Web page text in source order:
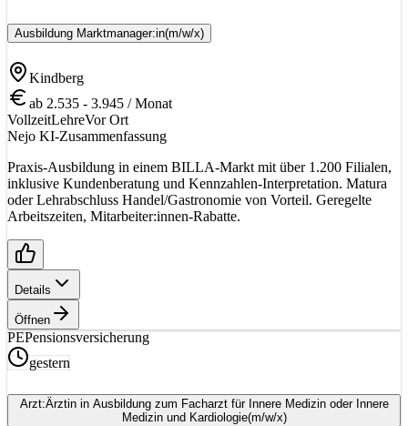
Ausbildung Marktmanager:in(m/w/x)
Kindberg
ab 2.535 - 3.945 / Monat
VollzeitLehreVor Ort
Nejo KI-Zusammenfassung
Praxis-Ausbildung in einem BILLA-Markt mit über 1.200 Filialen,
inklusive Kundenberatung und Kennzahlen-Interpretation. Matura
oder Lehrabschluss Handel/Gastronomie von Vorteil. Geregelte
Arbeitszeiten, Mitarbeiter:innen-Rabatte.
Details
Öffnen
PEPensionsversicherung
gestern
Arzt:Ärztin in Ausbildung zum Facharzt für Innere Medizin oder Innere
Medizin und Kardiologie(m/w/x)